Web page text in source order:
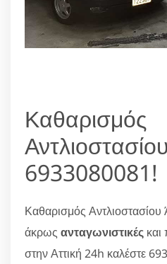
Καθαρισμός
6933080081!
Καθαρισμός Αντλιοστασίου
άκρως ανταγωνιστικές και
στην Αττική 24h καλέστε